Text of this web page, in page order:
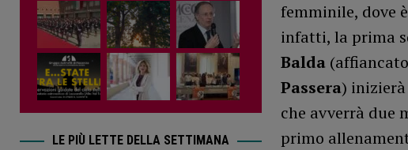
femminile, dove
infatti, la prima
Balda
Passera)
che avverrà due
primo
LE PIÙ LETTE DELLA SETTIMANA